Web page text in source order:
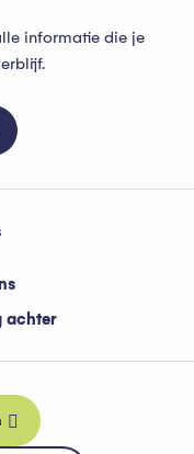
informatie die je
achter